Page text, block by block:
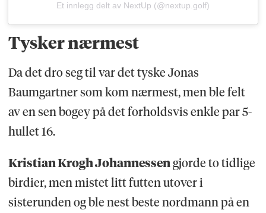
Et innlegg delt av NextUp (@nextup.golf)
Tysker nærmest
Da det dro seg til var det tyske Jonas
Baumgartner som kom nærmest, men ble felt
av en sen bogey på det forholdsvis enkle par 5-
hullet 16.
Kristian Krogh Johannessengjorde to tidlige
birdier, men mistet litt futten utover i
sisterunden og ble nest beste nordmann på en